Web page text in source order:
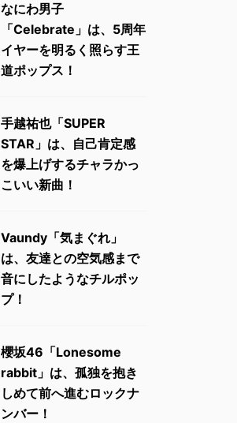
なにわ男子
「Celebrate」は、5周年
イヤーを明るく照らす王
道ポップス！
手越祐也「SUPER
STAR」は、自己肯定感
を爆上げするチャラかっ
こいい新曲！
Vaundy「気まぐれ」
は、友達との空気感まで
音にしたようなチルポッ
プ！
櫻坂46「Lonesome
rabbit」は、孤独を抱き
しめて前へ進むロックナ
ンバー！